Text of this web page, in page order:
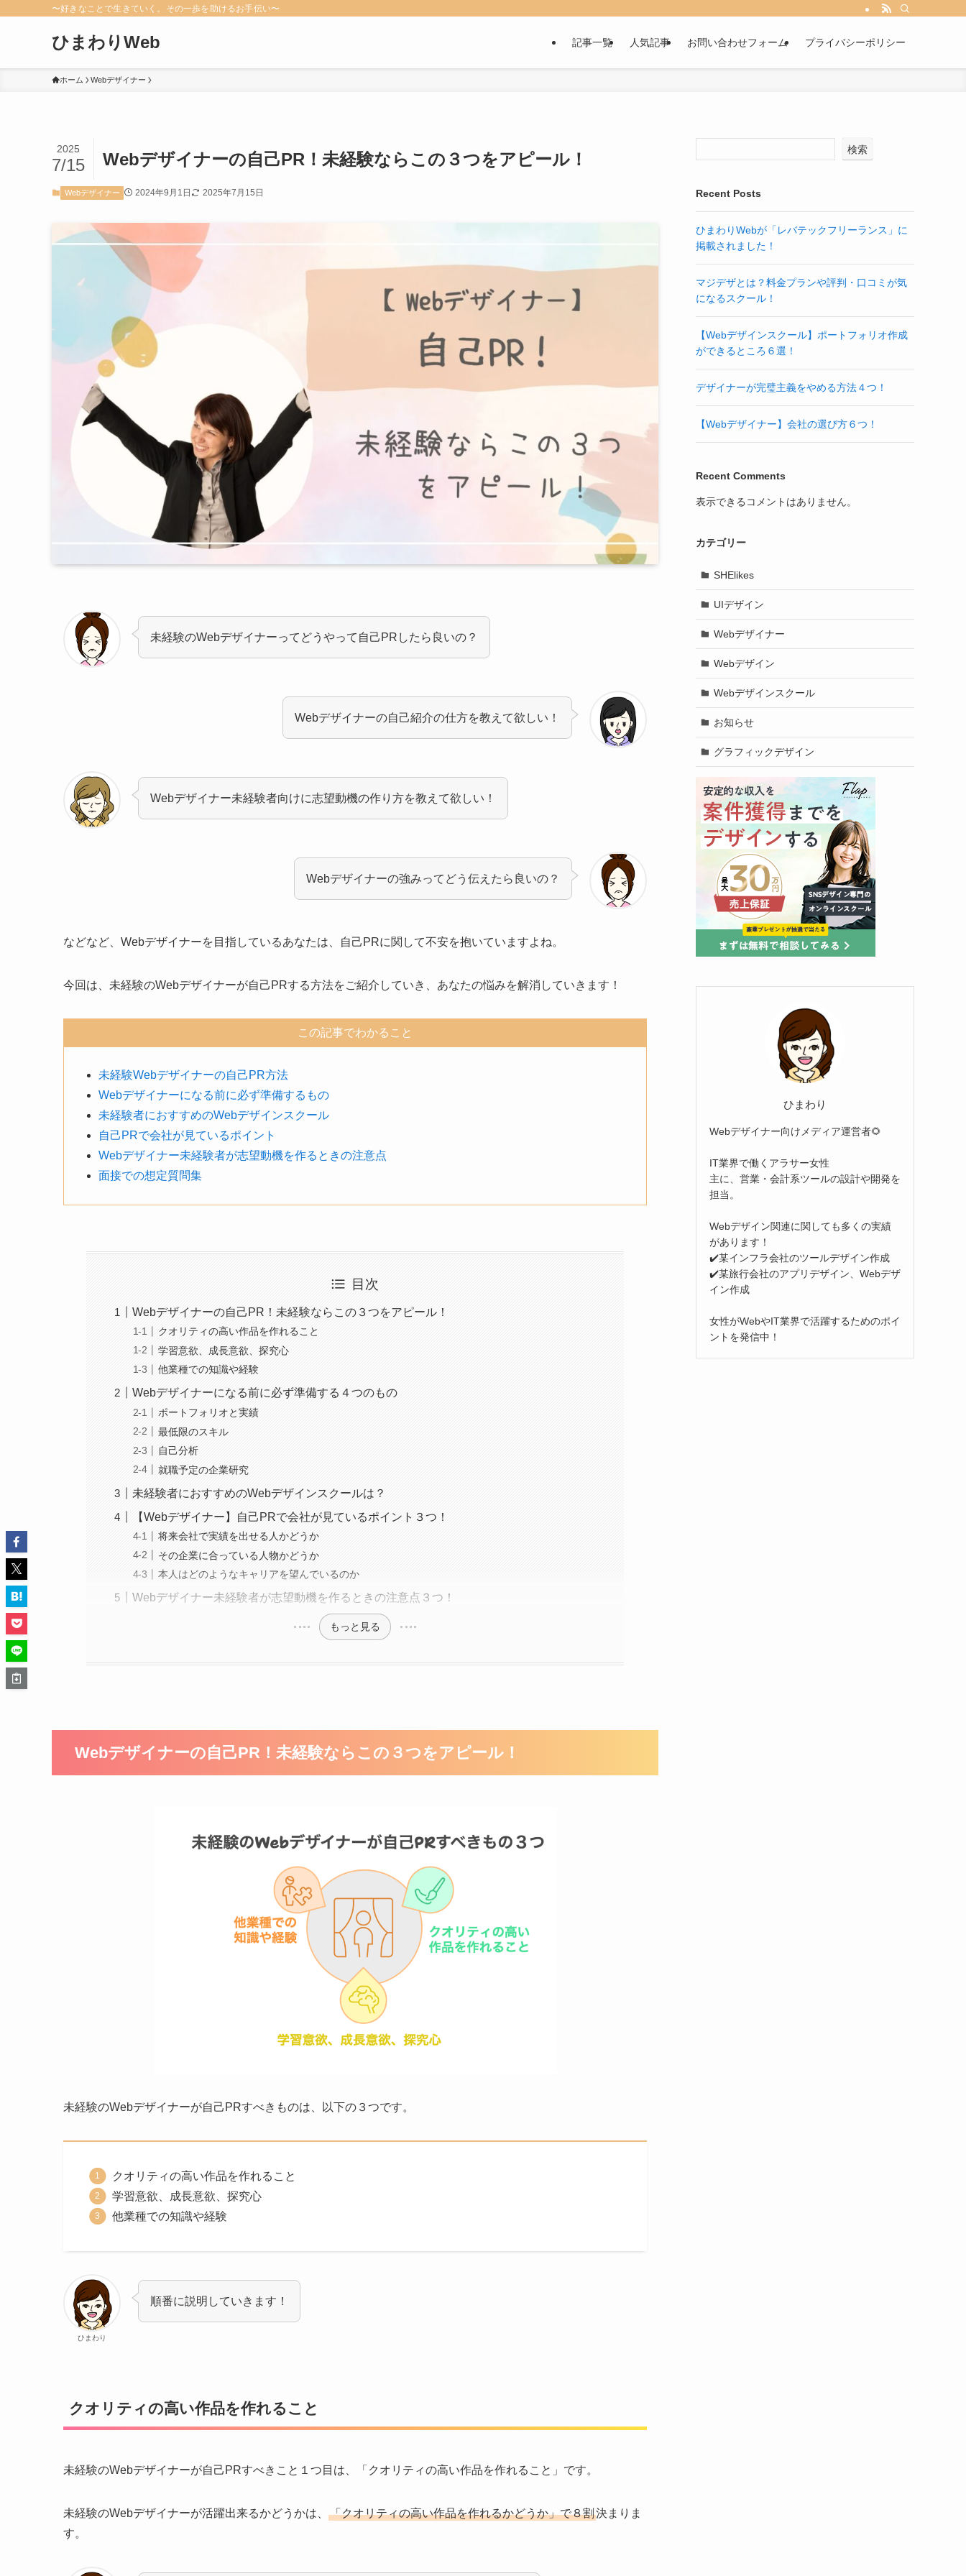
〜好きなことで生きていく。その一歩を助けるお手伝い〜
ひまわりWeb 記事一覧 人気記事 お問い合わせフォーム プライバシーポリシー
ホーム Webデザイナー
Webデザイナーの自己PR！未経験ならこの３つをアピール！
2025
7/15
Webデザイナー 2024年9月1日 2025年7月15日
未経験のWebデザイナーってどうやって自己PRしたら良いの？
Webデザイナーの自己紹介の仕方を教えて欲しい！
Webデザイナー未経験者向けに志望動機の作り方を教えて欲しい！
Webデザイナーの強みってどう伝えたら良いの？
などなど、Webデザイナーを目指しているあなたは、自己PRに関して不安を抱いていますよね。
今回は、未経験のWebデザイナーが自己PRする方法をご紹介していき、あなたの悩みを解消していきます！
この記事でわかること
未経験Webデザイナーの自己PR方法
Webデザイナーになる前に必ず準備するもの
未経験者におすすめのWebデザインスクール
自己PRで会社が見ているポイント
Webデザイナー未経験者が志望動機を作るときの注意点
面接での想定質問集
目次
Webデザイナーの自己PR！未経験ならこの３つをアピール！
クオリティの高い作品を作れること
学習意欲、成長意欲、探究心
他業種での知識や経験
Webデザイナーになる前に必ず準備する４つのもの
ポートフォリオと実績
最低限のスキル
自己分析
就職予定の企業研究
未経験者におすすめのWebデザインスクールは？
【Webデザイナー】自己PRで会社が見ているポイント３つ！
将来会社で実績を出せる人かどうか
その企業に合っている人物かどうか
本人はどのようなキャリアを望んでいるのか
Webデザイナー未経験者が志望動機を作るときの注意点３つ！
もっと見る
Webデザイナーの自己PR！未経験ならこの３つをアピール！
未経験のWebデザイナーが自己PRすべきものは、以下の３つです。
クオリティの高い作品を作れること
学習意欲、成長意欲、探究心
他業種での知識や経験
ひまわり
順番に説明していきます！
クオリティの高い作品を作れること
未経験のWebデザイナーが自己PRすべきこと１つ目は、「クオリティの高い作品を作れること」です。
未経験のWebデザイナーが活躍出来るかどうかは、 「クオリティの高い作品を作れるかどうか」で８割決まりま
す。
検索
Recent Posts
ひまわりWebが「レバテックフリーランス」に
掲載されました！
マジデザとは？料金プランや評判・口コミが気
になるスクール！
【Webデザインスクール】ポートフォリオ作成
ができるところ６選！
デザイナーが完璧主義をやめる方法４つ！
【Webデザイナー】会社の選び方６つ！
Recent Comments
表示できるコメントはありません。
カテゴリー
SHElikes
UIデザイン
Webデザイナー
Webデザイン
Webデザインスクール
お知らせ
グラフィックデザイン
ひまわり
Webデザイナー向けメディア運営者🌻
IT業界で働くアラサー女性
主に、営業・会計系ツールの設計や開発を
担当。
Webデザイン関連に関しても多くの実績
があります！
✔️某インフラ会社のツールデザイン作成
✔️某旅行会社のアプリデザイン、Webデザ
イン作成
女性がWebやIT業界で活躍するためのポイ
ントを発信中！